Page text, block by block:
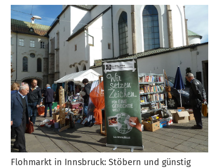
Flohmarkt in Innsbruck: Stöbern und günstig